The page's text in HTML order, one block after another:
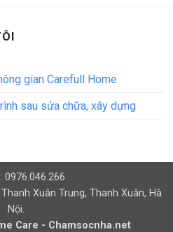
gian Carefull Home
sau sửa chữa, xây dựng
0976.046.266
Xuân Trung, Thanh Xuân, Hà
Nội.
Care - Chamsocnha.net